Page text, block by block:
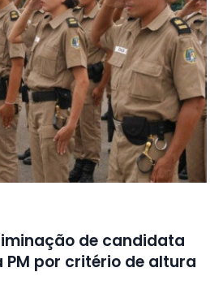
de candidata
por critério de altura